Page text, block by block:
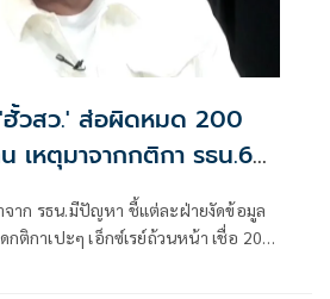
วสว.' ส่อผิดหมด 200
เหตุมาจากกติกา รธน.60
กติกาเปะๆ เอ็กซ์เรย์ถ้วนหน้า เชื่อ 200